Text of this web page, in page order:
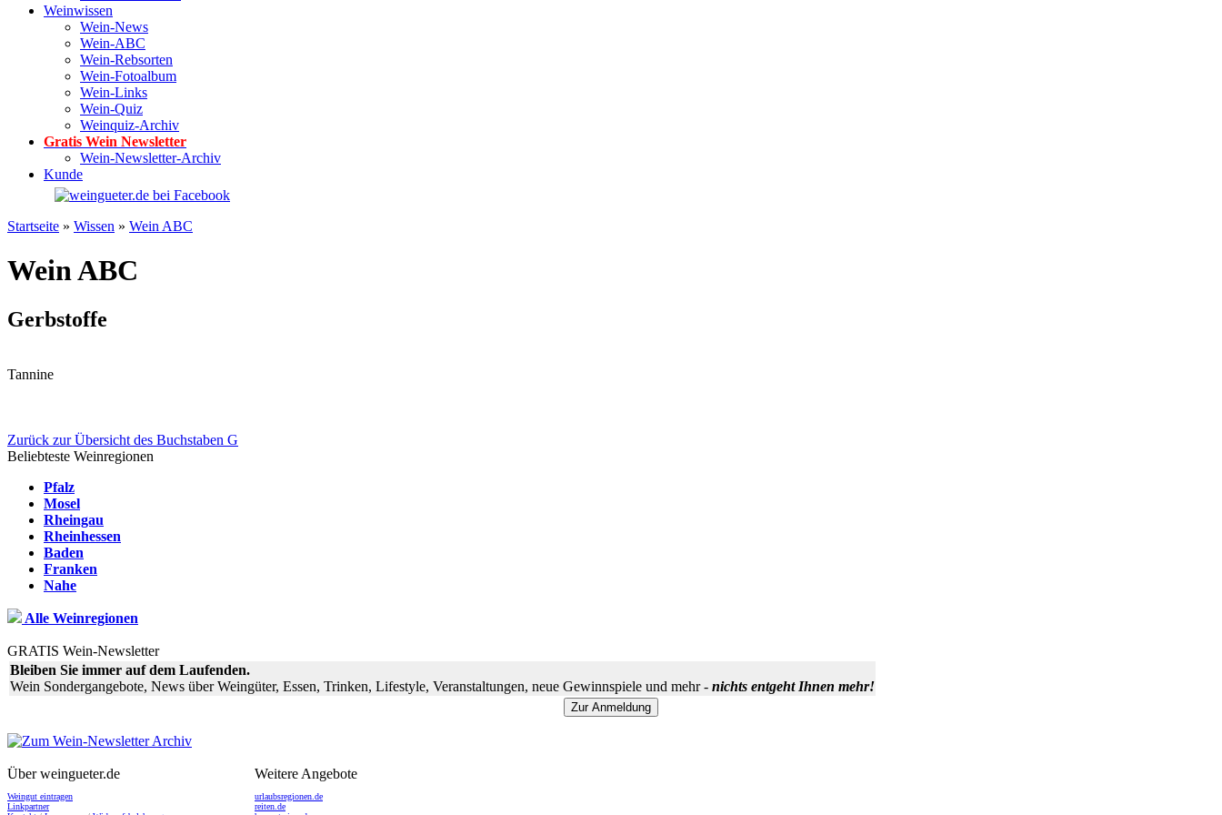
Weinwissen
Wein-News
Wein-ABC
Wein-Rebsorten
Wein-Fotoalbum
Wein-Links
Wein-Quiz
Weinquiz-Archiv
Gratis Wein Newsletter
Wein-Newsletter-Archiv
Kunde
Startseite » Wissen » Wein ABC
Wein ABC
Gerbstoffe
Tannine
Zurück zur Übersicht des Buchstaben G
Beliebteste Weinregionen
Pfalz
Mosel
Rheingau
Rheinhessen
Baden
Franken
Nahe
Alle Weinregionen
GRATIS Wein-Newsletter
Bleiben Sie immer auf dem Laufenden.
Wein Sondergangebote, News über Weingüter, Essen, Trinken, Lifestyle, Veranstaltungen, neue Gewinnspiele und mehr - nichts entgeht Ihnen mehr!
Über weingueter.de
Weingut eintragen
Linkpartner
Weitere Angebote
urlaubsregionen.de
reiten.de